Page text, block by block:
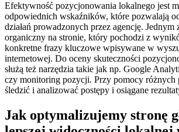
Efektywność pozycjonowania lokalnego jest
odpowiednich wskaźników, które pozwalają
działań prowadzonych przez agencję. Jednym
organiczny na stronie, który pochodzi z
konkretne frazy kluczowe wpisywane w
internetowej. Do oceny skuteczności
służą też narzędzia takie jak np. Google
czy monitoring pozycji. Przy pomocy różnych
śledzić i analizować postępy i osiągane
Jak optymalizujemy stronę